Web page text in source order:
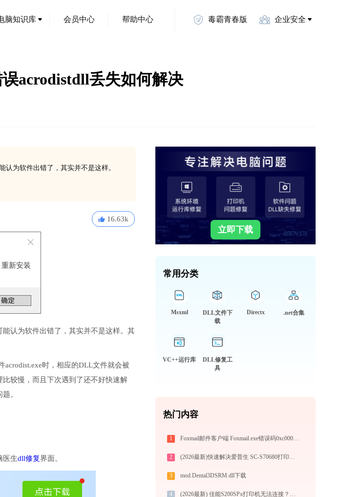
脑知识库 会员中心 帮助中心 毒霸青春版 企业安全
acrodistdll丢失如何解决
为软件出错了，其实并不是这样。
16.63k
新安装
认为软件出错了，其实并不是这样。其
时，相应的DLL文件就会被
较慢，而且下次遇到了还不好快速解
。
医生dll修复界面。
立即下载
常用分类
Msxml
DLL文件下
载
Directx .net合集
VC++运行库
DLL修复工
具
热门内容
1 Foxmail邮件客户端 Foxmail.exe错误码0xc0000006处理办法
2 (2026最新)快速解决爱普生 SC-S70680打印机驱动安装问题，这篇文章告诉你方法
3 mod.Dental3DSRM.dll下载
4 (2026最新) 佳能S200SPx打印机无法连接？解决方法详解 -金山毒霸